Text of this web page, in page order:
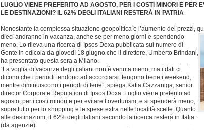
LUGLIO VIENE PREFERITO AD AGOSTO, PER I COSTI MINORI E PER
LE DESTINAZIONI? IL 62% DEGLI ITALIANI RESTERÀ IN PATRIA
Nonostante la complessa situazione geopolitica e l’aumento dei prezzi,
dieci andranno in vacanza, anche se per meno giorni e spendendo
meno. Lo rileva una ricerca di Ipsos Doxa pubblicata sul numero di
Gente in edicola da giovedì 18 giugno che il direttore, Umberto Brindani,
ha presentato questa sera a Milano.
“La voglia di vacanze degli italiani non è venuta meno, ma i dati ci
dicono che i periodi tendono ad accorciarsi: tengono bene i weekend,
mentre diminuiscono i periodi di ferie”, spiega Katia Cazzaniga, senior
director Corporate Reputation di Ipsos Doxa. Luglio viene preferito ad
agosto, per i costi minori e per evitare l’overturism, e si spenderà meno,
soprattutto per lo shopping e le spese extra nelle località scelte. Quanto
alle destinazioni, il 62% degli italiani secondo la ricerca resterà in Italia.
(da agenzie)